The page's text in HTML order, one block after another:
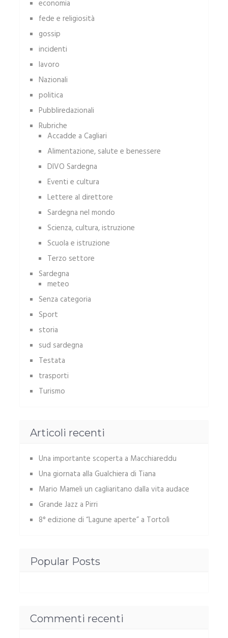
economia
fede e religiosità
gossip
incidenti
lavoro
Nazionali
politica
Pubbliredazionali
Rubriche
Accadde a Cagliari
Alimentazione, salute e benessere
DIVO Sardegna
Eventi e cultura
Lettere al direttore
Sardegna nel mondo
Scienza, cultura, istruzione
Scuola e istruzione
Terzo settore
Sardegna
meteo
Senza categoria
Sport
storia
sud sardegna
Testata
trasporti
Turismo
Articoli recenti
Una importante scoperta a Macchiareddu
Una giornata alla Gualchiera di Tiana
Mario Mameli un cagliaritano dalla vita audace
Grande Jazz a Pirri
8° edizione di “Lagune aperte” a Tortolì
Popular Posts
Commenti recenti